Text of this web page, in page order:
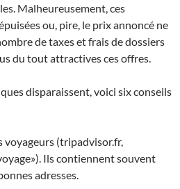
Malheureusement, ces
ou, pire, le prix annoncé ne
de taxes et frais de dossiers
du tout attractives ces offres.
disparaissent, voici six conseils
voyageurs (tripadvisor.fr,
Ils contiennent souvent
adresses.